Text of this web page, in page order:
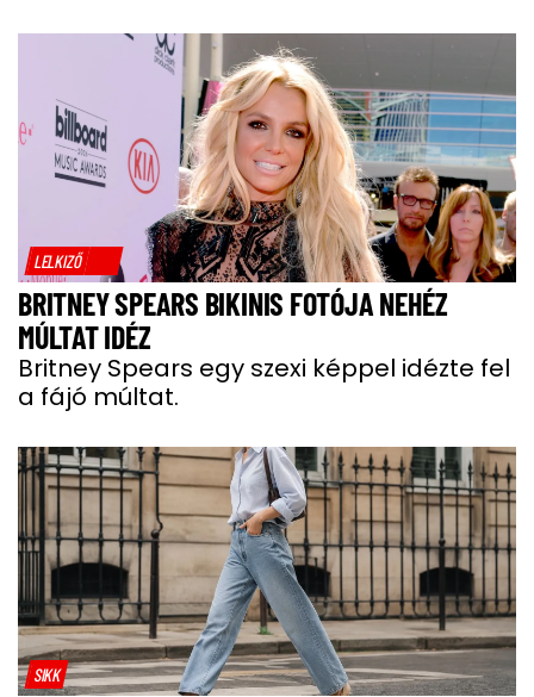
LELKIZŐ
BRITNEY SPEARS BIKINIS FOTÓJA NEHÉZ
MÚLTAT IDÉZ
Britney Spears egy szexi képpel idézte fel
a fájó múltat.
SIKK